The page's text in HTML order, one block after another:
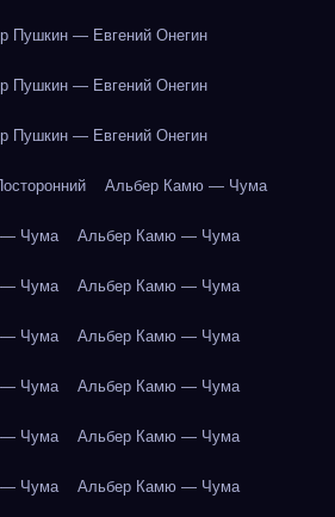
Пушкин — Евгений Онегин
Пушкин — Евгений Онегин
Пушкин — Евгений Онегин
Альбер Камю — Чума
— Чума Альбер Камю — Чума
— Чума Альбер Камю — Чума
— Чума Альбер Камю — Чума
— Чума Альбер Камю — Чума
— Чума Альбер Камю — Чума
— Чума Альбер Камю — Чума